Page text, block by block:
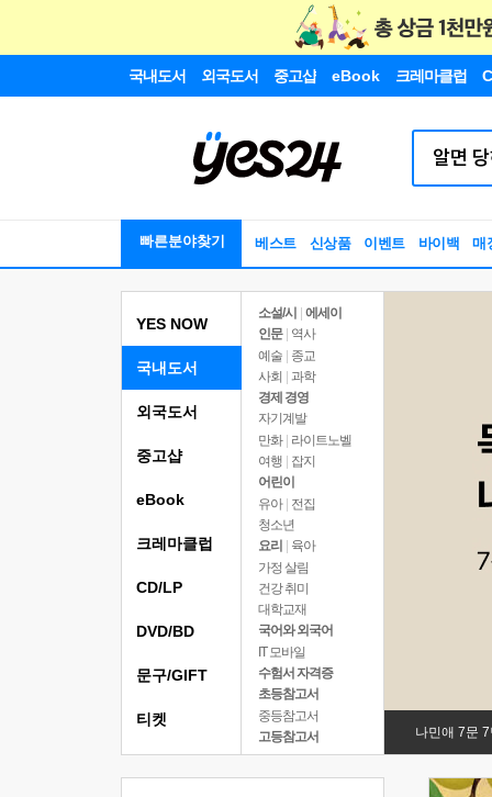
국내도서 외국도서 중고샵 eBook 크레마클럽
빠른분야찾기 베스트 신상품 이벤트 바이백 매
YES NOW
국내도서
소설/시
에세이
인문
역사
예술 | 종교
사회 | 과학
경제 경영
자기계발
만화 | 라이트노벨
여행
잡지
어린이
유아 | 전집
청소년
요리
육아
가정 살림
건강 취미
대학교재
국어와 외국어
IT 모바일
수험서 자격증
초등참고서
중등참고서
고등참고서
나민애 7문
외국도서
중고샵
eBook
크레마클럽
CD/LP
DVD/BD
문구/GIFT
티켓